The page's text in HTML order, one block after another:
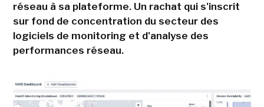
réseau à sa plateforme. Un rachat qui s'inscrit
sur fond de concentration du secteur des
logiciels de monitoring et d'analyse des
performances réseau.